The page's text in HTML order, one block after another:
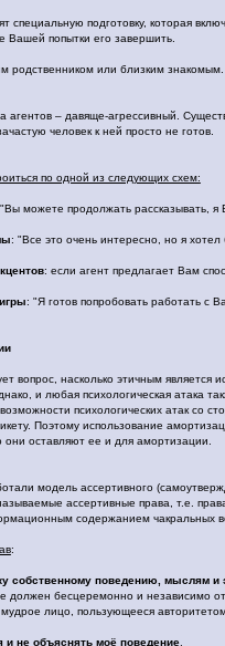
специальную подготовку, которая
Вашей попытки его завершить.
или близким
агентов – давяще-агрессивный.
человек к ней просто не готов.
по одной из следующих схем:
можете продолжать рассказывать,
: "Все это очень интересно, но я
: если агент предлагает Вам
: "Я готов попробовать работать с
вопрос, насколько этичным
и любая психологическая атака
психологических атак со
Поэтому использование
они оставляют ее и для амортизации.
модель ассертивного
ассертивные права, т.е.
содержанием чакральных
:
собственному поведению, мыслям и
должен бесцеремонно и независимо от
лицо, пользующееся
не объяснять моё поведение.